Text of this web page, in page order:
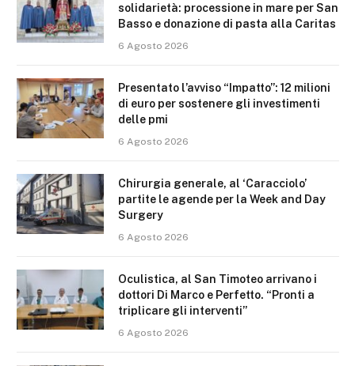
solidarietà: processione in mare per San
Basso e donazione di pasta alla Caritas
6 Agosto 2026
Presentato l’avviso “Impatto”: 12 milioni
di euro per sostenere gli investimenti
delle pmi
6 Agosto 2026
Chirurgia generale, al ‘Caracciolo’
partite le agende per la Week and Day
Surgery
6 Agosto 2026
Oculistica, al San Timoteo arrivano i
dottori Di Marco e Perfetto. “Pronti a
triplicare gli interventi”
6 Agosto 2026